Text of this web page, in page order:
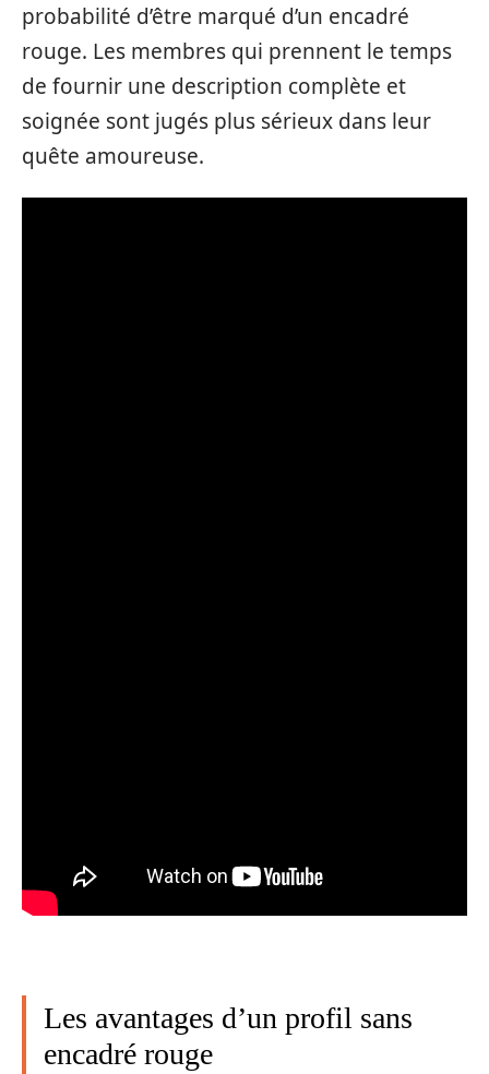
probabilité d’être marqué d’un encadré
rouge. Les membres qui prennent le temps
de fournir une description complète et
soignée sont jugés plus sérieux dans leur
quête amoureuse.
Les avantages d’un profil sans
encadré rouge